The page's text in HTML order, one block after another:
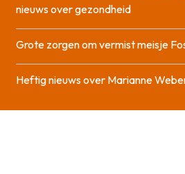
nieuws over gezondheid
Grote zorgen om vermist meisje
Heftig nieuws over Marianne